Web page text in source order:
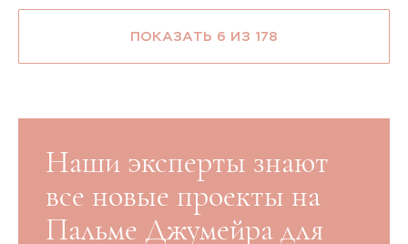
ПОКАЗАТЬ 6 ИЗ 178
Наши эксперты знают
все новые проекты на
Пальме Джумейра для